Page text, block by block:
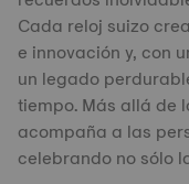
Cada reloj suizo
e innovación y, con
un legado
tiempo. Más allá de
acompaña a las
celebrando no sólo